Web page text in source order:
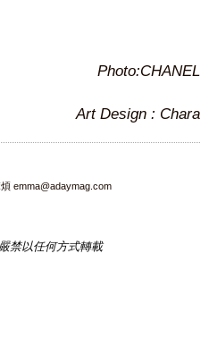
Photo:CHANEL
Art Design : Chara
emma@adaymag.com
禁以任何方式轉載